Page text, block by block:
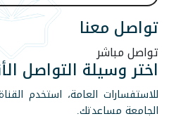
تواصل معنا
تواصل مباشر
اختر وسيلة التواصل
للاستفسارات العامة، استخدم
الجامعة مساعدتك.